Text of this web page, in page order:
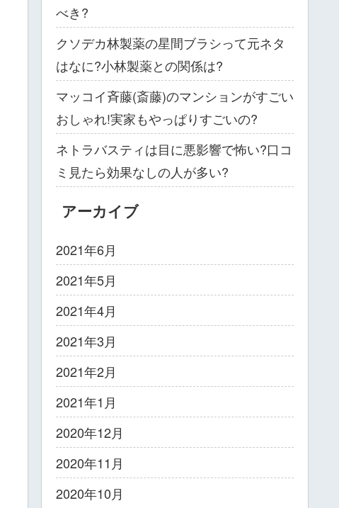
べき?
クソデカ林製薬の星間ブラシって元ネタ
はなに?小林製薬との関係は?
マッコイ斉藤(斎藤)のマンションがすごい
おしゃれ!実家もやっぱりすごいの?
ネトラバスティは目に悪影響で怖い?口コ
ミ見たら効果なしの人が多い?
アーカイブ
2021年6月
2021年5月
2021年4月
2021年3月
2021年2月
2021年1月
2020年12月
2020年11月
2020年10月